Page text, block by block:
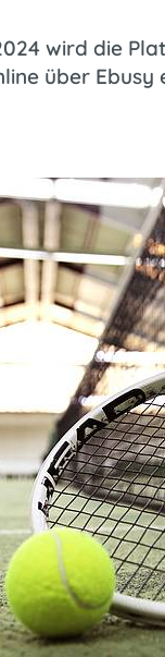
wird die
über Ebusy